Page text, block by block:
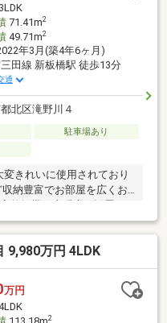
3LDK
71.41m2
49.71m2
年3月(築4年6ヶ月)
田線 新板橋駅 徒歩13分
通
北区滝野川４
駐車場あり
きれいに使用されており
納豊富でお部屋を広くお
際フランス学園まで徒歩5
です■ ゆとりのある
完備したゆとりの間取りと
側に隣地通路が通ってい
保できた住宅です■
リアへのアクセスも快適■
9,980万円 4LDK
万円
2